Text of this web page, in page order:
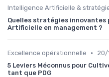
Intelligence Artificielle &
Quelles stratégies
Artificielle en management ?
Excellence opérationnelle •
20/
5 Leviers Méconnus pour
tant que PDG